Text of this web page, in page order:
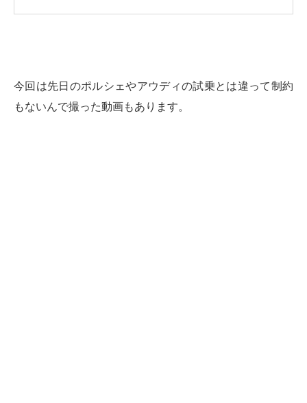
今回は先日のポルシェやアウディの試乗とは違って制約
もないんで撮った動画もあります。